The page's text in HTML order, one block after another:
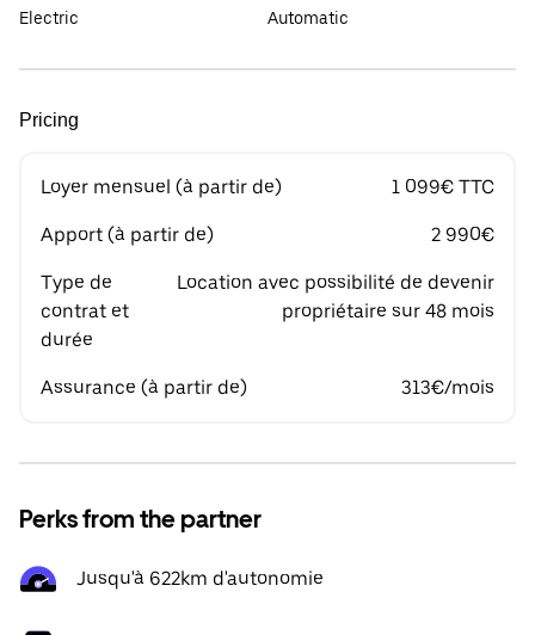
Electric
Automatic
Pricing
Loyer mensuel (à partir de) 1 099€ TTC
Apport (à partir de) 2 990€
Type de
contrat et
durée
Location avec possibilité de devenir
propriétaire sur 48 mois
Assurance (à partir de) 313€/mois
Perks from the partner
Jusqu'à 622km d'autonomie